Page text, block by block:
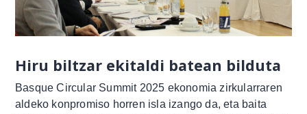
Hiru biltzar ekitaldi batean bilduta
Basque Circular Summit 2025 ekonomia zirkularraren
aldeko konpromiso horren isla izango da, eta baita